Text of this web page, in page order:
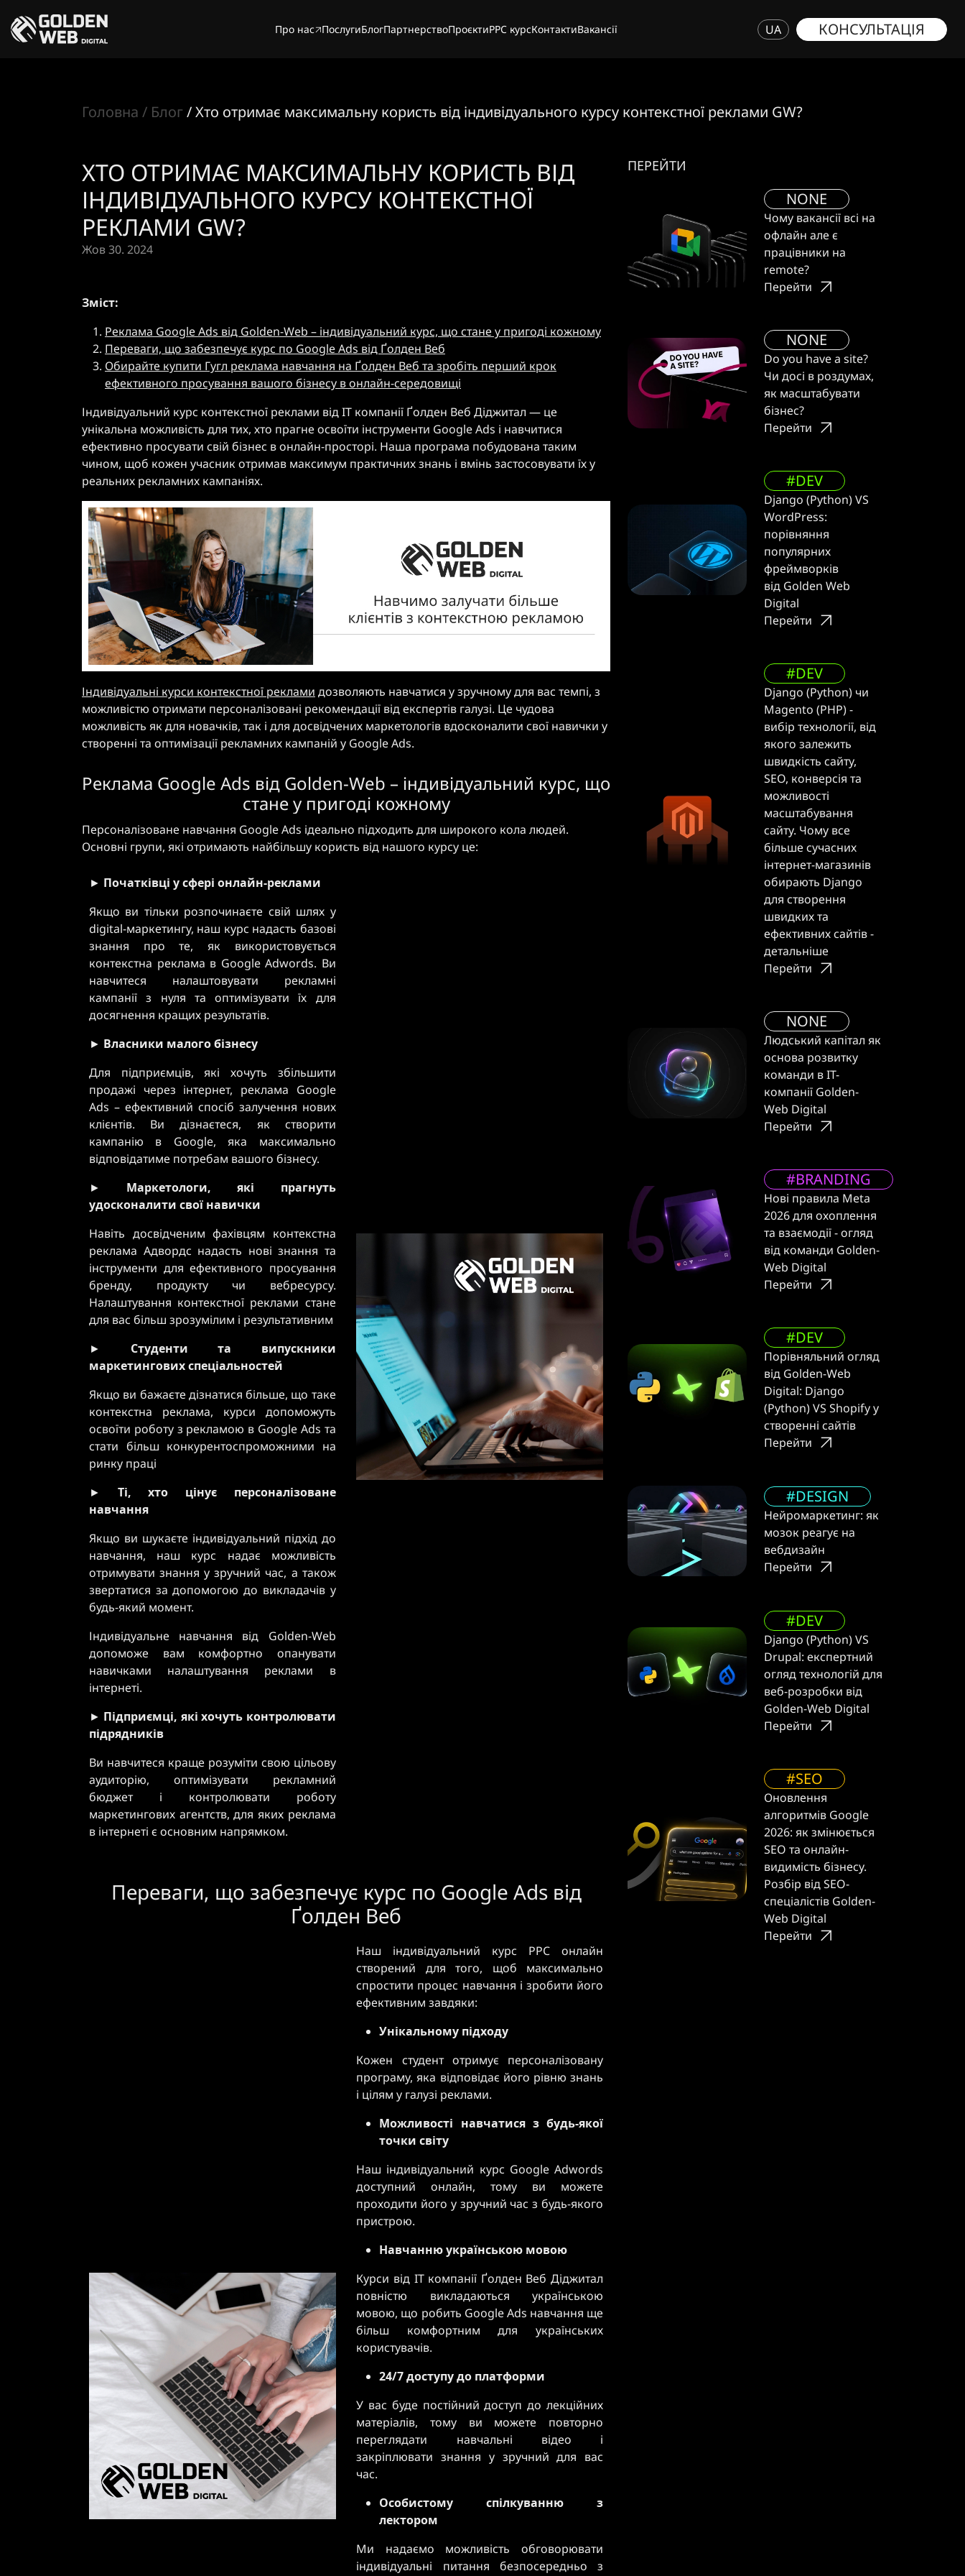
Про нас ПослугиБлогПартнерствоПроєктиPPC курсКонтактиВакансії UA КОНСУЛЬТАЦІЯ
Головна Блог Хто отримає максимальну користь від індивідуального курсу контекстної реклами GW?
ХТО ОТРИМАЄ МАКСИМАЛЬНУ КОРИСТЬ ВІД
ІНДИВІДУАЛЬНОГО КУРСУ КОНТЕКСТНОЇ
РЕКЛАМИ GW?
Жов 30. 2024
Зміст:
Реклама Google Ads від Golden-Web – індивідуальний курс, що стане у пригоді кожному
Переваги, що забезпечує курс по Google Ads від Ґолден Веб
Обирайте купити Гугл реклама навчання на Ґолден Веб та зробіть перший крок
ефективного просування вашого бізнесу в онлайн-середовищі
Індивідуальний курс контекстної реклами від IT компанії Ґолден Веб Діджитал — це
унікальна можливість для тих, хто прагне освоїти інструменти Google Ads і навчитися
ефективно просувати свій бізнес в онлайн-просторі. Наша програма побудована таким
чином, щоб кожен учасник отримав максимум практичних знань і вмінь застосовувати їх у
реальних рекламних кампаніях.
Індивідуальні курси контекстної реклами дозволяють навчатися у зручному для вас темпі, з
можливістю отримати персоналізовані рекомендації від експертів галузі. Це чудова
можливість як для новачків, так і для досвідчених маркетологів вдосконалити свої навички у
створенні та оптимізації рекламних кампаній у Google Ads.
Реклама Google Ads від Golden-Web – індивідуальний курс, що
стане у пригоді кожному
Персоналізоване навчання Google Ads ідеально підходить для широкого кола людей.
Основні групи, які отримають найбільшу користь від нашого курсу це:
► Початківці у сфері онлайн-реклами
Якщо ви тільки розпочинаєте свій шлях у
digital-маркетингу, наш курс надасть базові
знання про те, як використовується
контекстна реклама в Google Adwords. Ви
навчитеся налаштовувати рекламні
кампанії з нуля та оптимізувати їх для
досягнення кращих результатів.
► Власники малого бізнесу
Для підприємців, які хочуть збільшити
продажі через інтернет, реклама Google
Ads – ефективний спосіб залучення нових
клієнтів. Ви дізнаєтеся, як створити
кампанію в Google, яка максимально
відповідатиме потребам вашого бізнесу.
► Маркетологи, які прагнуть
удосконалити свої навички
Навіть досвідченим фахівцям контекстна
реклама Адвордс надасть нові знання та
інструменти для ефективного просування
бренду, продукту чи вебресурсу.
Налаштування контекстної реклами стане
для вас більш зрозумілим і результативним
► Студенти та випускники
маркетингових спеціальностей
Якщо ви бажаєте дізнатися більше, що таке
контекстна реклама, курси допоможуть
освоїти роботу з рекламою в Google Ads та
стати більш конкурентоспроможними на
ринку праці
► Ті, хто цінує персоналізоване
навчання
Якщо ви шукаєте індивідуальний підхід до
навчання, наш курс надає можливість
отримувати знання у зручний час, а також
звертатися за допомогою до викладачів у
будь-який момент.
Індивідуальне навчання від Golden-Web
допоможе вам комфортно опанувати
навичками налаштування реклами в
інтернеті.
► Підприємці, які хочуть контролювати
підрядників
Ви навчитеся краще розуміти свою цільову
аудиторію, оптимізувати рекламний
бюджет і контролювати роботу
маркетингових агентств, для яких реклама
в інтернеті є основним напрямком.
Переваги, що забезпечує курс по Google Ads від
Ґолден Веб
Наш індивідуальний курс PPC онлайн
створений для того, щоб максимально
спростити процес навчання і зробити його
ефективним завдяки:
Унікальному підходу
Кожен студент отримує персоналізовану
програму, яка відповідає його рівню знань
і цілям у галузі реклами.
Можливості навчатися з будь-якої
точки світу
Наш індивідуальний курс Google Adwords
доступний онлайн, тому ви можете
проходити його у зручний час з будь-якого
пристрою.
Навчанню українською мовою
Курси від IT компанії Ґолден Веб Діджитал
повністю викладаються українською
мовою, що робить Google Ads навчання ще
більш комфортним для українських
користувачів.
24/7 доступу до платформи
У вас буде постійний доступ до лекційних
матеріалів, тому ви можете повторно
переглядати навчальні відео і
закріплювати знання у зручний для вас
час.
Особистому спілкуванню з
лектором
Ми надаємо можливість обговорювати
індивідуальні питання безпосередньо з
ПЕРЕЙТИ
NONE
Чому вакансії всі на
офлайн але є
працівники на
remote?
Перейти
NONE
Do you have a site?
Чи досі в роздумах,
як масштабувати
бізнес?
Перейти
#DEV
Django (Python) VS
WordPress:
порівняння
популярних
фреймворків
від Golden Web
Digital
Перейти
#DEV
Django (Python) чи
Magento (PHP) -
вибір технології, від
якого залежить
швидкість сайту,
SEO, конверсія та
можливості
масштабування
сайту. Чому все
більше сучасних
інтернет-магазинів
обирають Django
для створення
швидких та
ефективних сайтів -
детальніше
Перейти
NONE
Людський капітал як
основа розвитку
команди в IT-
компанії Golden-
Web Digital
Перейти
#BRANDING
Нові правила Meta
2026 для охоплення
та взаємодії - огляд
від команди Golden-
Web Digital
Перейти
#DEV
Порівняльний огляд
від Golden-Web
Digital: Django
(Python) VS Shopify у
створенні сайтів
Перейти
#DESIGN
Нейромаркетинг: як
мозок реагує на
вебдизайн
Перейти
#DEV
Django (Python) VS
Drupal: експертний
огляд технологій для
веб-розробки від
Golden-Web Digital
Перейти
#SEO
Оновлення
алгоритмів Google
2026: як змінюється
SEO та онлайн-
видимість бізнесу.
Розбір від SEO-
спеціалістів Golden-
Web Digital
Перейти